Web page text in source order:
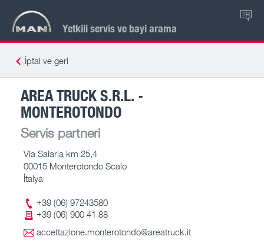
Yetkili servis ve bayi arama
TR
İptal ve geri
AREA TRUCK S.R.L. -
MONTEROTONDO
Servis partneri
Via Salaria km 25,4
00015 Monterotondo Scalo
İtalya
+39 (06) 97243580
+39 (06) 900 41 88
accettazione.monterotondo@areatruck.it